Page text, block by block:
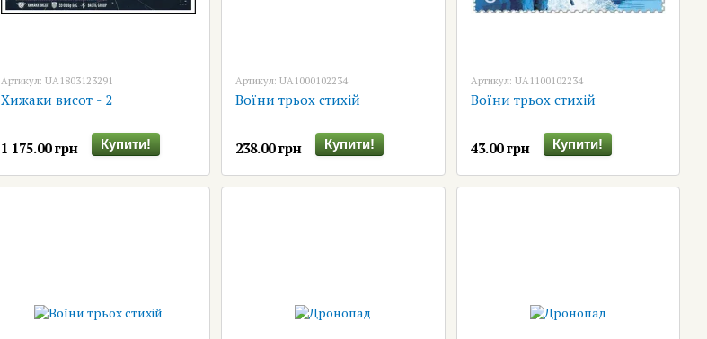
Артикул: UA1803123291
Хижаки висот - 2
1 175.00 грн Купити!
Артикул: UA1000102234
Воїни трьох стихій
238.00 грн Купити!
Артикул: UA1100102234
Воїни трьох стихій
43.00 грн Купити!